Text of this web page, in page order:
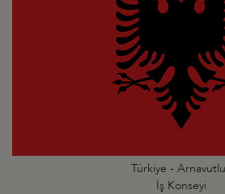
Türkiye -
İş Konseyi